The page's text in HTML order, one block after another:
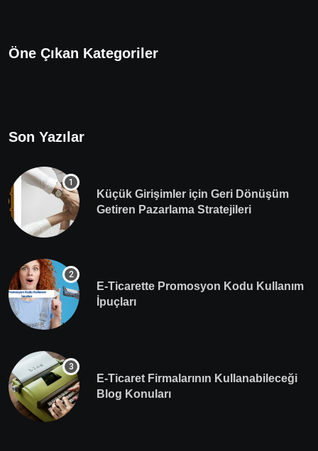
Öne Çıkan Kategoriler
Son Yazılar
Küçük Girişimler için Geri Dönüşüm
Getiren Pazarlama Stratejileri
E-Ticarette Promosyon Kodu Kullanım
İpuçları
E-Ticaret Firmalarının Kullanabileceği
Blog Konuları